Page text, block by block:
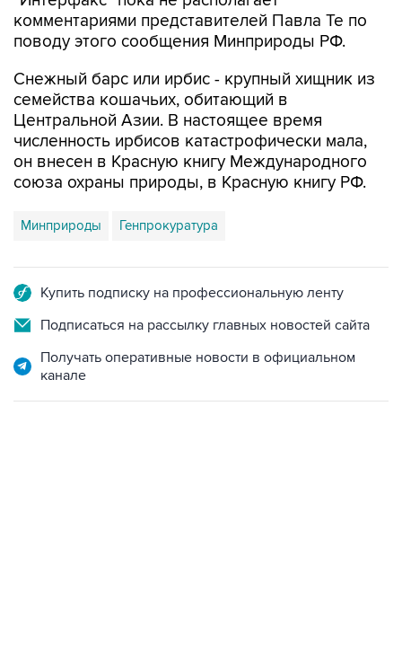
комментариями представителей Павла Те по
поводу этого сообщения Минприроды РФ.
Снежный барс или ирбис - крупный хищник из
семейства кошачьих, обитающий в
Центральной Азии. В настоящее время
численность ирбисов катастрофически мала,
он внесен в Красную книгу Международного
союза охраны природы, в Красную книгу РФ.
Минприроды Генпрокуратура
Купить подписку на профессиональную ленту
Подписаться на рассылку главных новостей сайта
Получать оперативные новости в официальном
канале